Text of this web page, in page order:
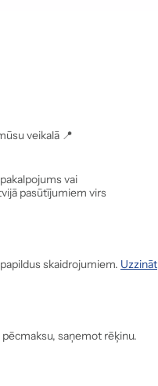
veikalā 📍
vai
pasūtījumiem virs
skaidrojumiem. Uzzināt
saņemot rēķinu.